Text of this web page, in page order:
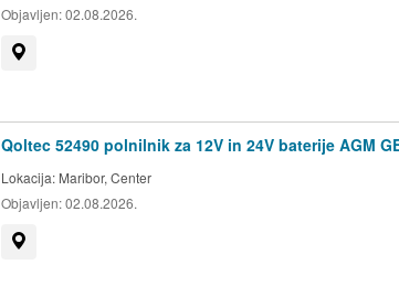
Objavljen:02.08.2026.
Qoltec 52490 polnilnik za 12V in 24V baterije AGM
Lokacija: Maribor, Center
Objavljen:02.08.2026.